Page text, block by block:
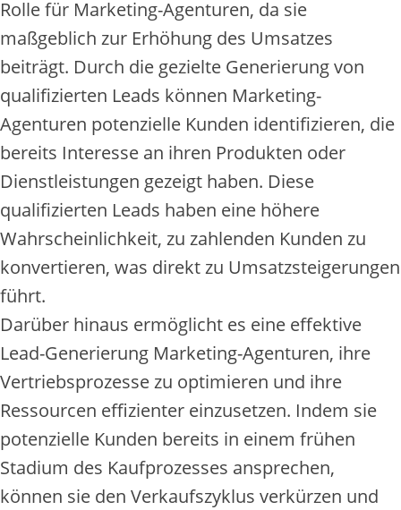
Rolle für Marketing-Agenturen, da sie
maßgeblich zur Erhöhung des Umsatzes
beiträgt. Durch die gezielte Generierung von
qualifizierten Leads können Marketing-
Agenturen potenzielle Kunden identifizieren, die
bereits Interesse an ihren Produkten oder
Dienstleistungen gezeigt haben. Diese
qualifizierten Leads haben eine höhere
Wahrscheinlichkeit, zu zahlenden Kunden zu
konvertieren, was direkt zu Umsatzsteigerungen
führt.
Darüber hinaus ermöglicht es eine effektive
Lead-Generierung Marketing-Agenturen, ihre
Vertriebsprozesse zu optimieren und ihre
Ressourcen effizienter einzusetzen. Indem sie
potenzielle Kunden bereits in einem frühen
Stadium des Kaufprozesses ansprechen,
können sie den Verkaufszyklus verkürzen und